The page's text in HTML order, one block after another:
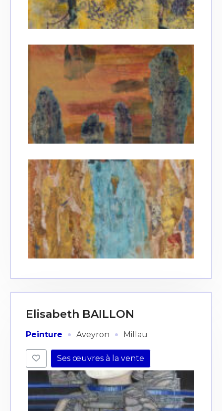
Elisabeth BAILLON
Peinture · Aveyron · Millau
Ses œuvres à la vente